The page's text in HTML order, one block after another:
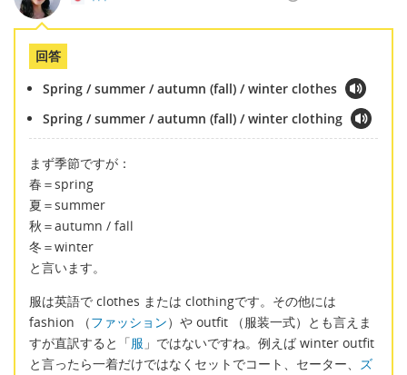
回答
Spring / summer / autumn (fall) / winter clothes
Spring / summer / autumn (fall) / winter clothing
まず季節ですが：
春＝spring
夏＝summer
秋＝autumn / fall
冬＝winter
と言います。
服は英語で clothes または clothingです。その他には
fashion （ファッション）や outfit （服装一式）とも言えま
すが直訳すると「服 」ではないですね。例えば winter outfit
と言ったら一着だけではなくセットでコート、セーター、 ズ